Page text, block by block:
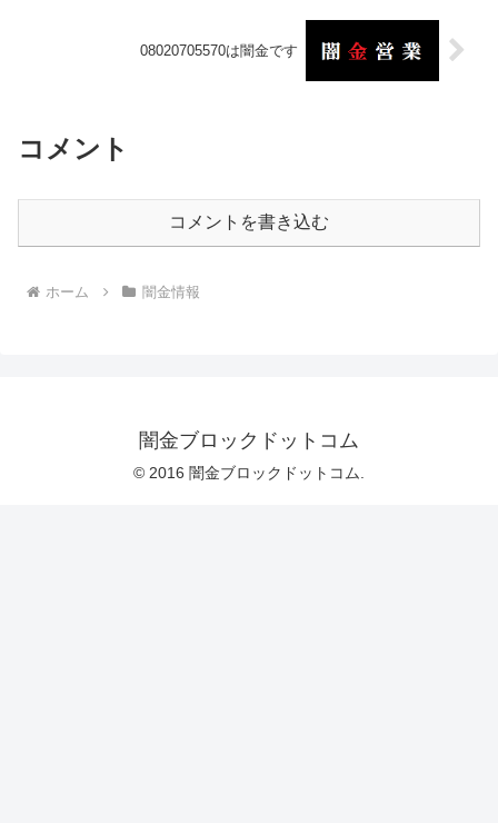
08020705570は闇金です
コメント
コメントを書き込む
ホーム 闇金情報
闇金ブロックドットコム
© 2016 闇金ブロックドットコム.